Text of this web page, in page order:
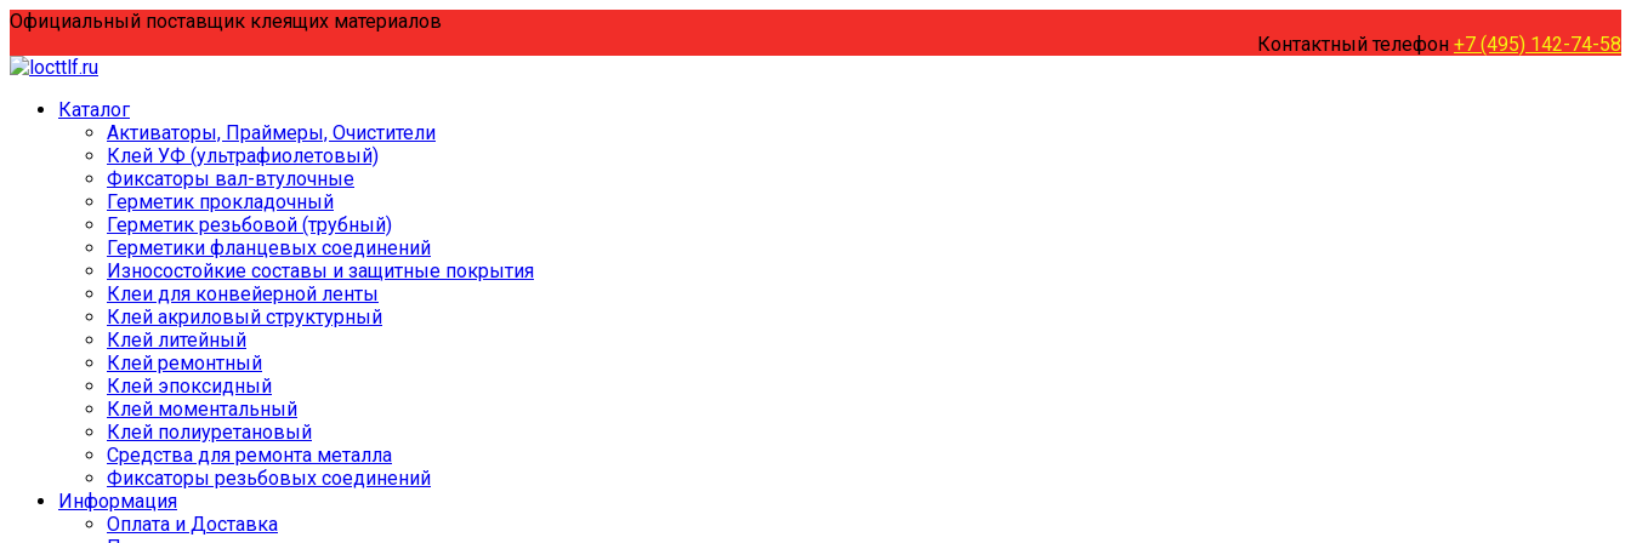
Перейти
содержанию
Официальный поставщик клеящих материалов
Контактный телефон +7 (495) 142-74-58
Каталог
Активаторы, Праймеры, Очистители
Клей УФ (ультрафиолетовый)
Фиксаторы вал-втулочные
Герметик прокладочный
Герметик резьбовой (трубный)
Герметики фланцевых соединений
Износостойкие составы и защитные покрытия
Клеи для конвейерной ленты
Клей акриловый структурный
Клей литейный
Клей ремонтный
Клей эпоксидный
Клей моментальный
Клей полиуретановый
Средства для ремонта металла
Фиксаторы резьбовых соединений
Информация
Оплата и Доставка